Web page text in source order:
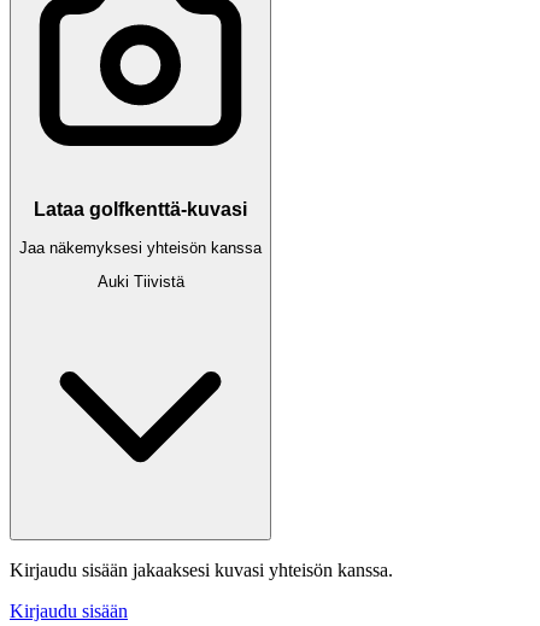
Lataa golfkenttä-kuvasi
Jaa näkemyksesi yhteisön kanssa
Auki Tiivistä
Kirjaudu sisään jakaaksesi kuvasi yhteisön kanssa.
Kirjaudu sisään